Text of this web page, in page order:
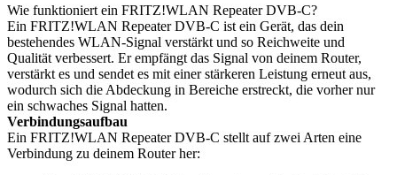
Wie funktioniert ein FRITZ!WLAN Repeater DVB-C?
Ein FRITZ!WLAN Repeater DVB-C ist ein Gerät, das dein
bestehendes WLAN-Signal verstärkt und so Reichweite und
Qualität verbessert. Er empfängt das Signal von deinem Router,
verstärkt es und sendet es mit einer stärkeren Leistung erneut aus,
wodurch sich die Abdeckung in Bereiche erstreckt, die vorher nur
ein schwaches Signal hatten.
Verbindungsaufbau
Ein FRITZ!WLAN Repeater DVB-C stellt auf zwei Arten eine
Verbindung zu deinem Router her: